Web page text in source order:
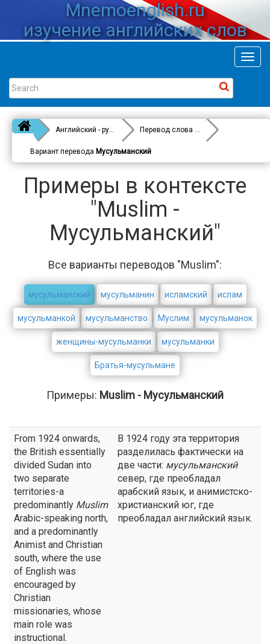
Mnemoenglish.ru
изучение английских слов
Английский - русский Перевод слова
Muslim
Вариант перевода Мусульманский
Примеры в контексте
"Muslim -
Мусульманский"
Все варианты переводов "Muslim":
мусульманский мусульманин исламский ислам
мусульманкой мусульманство Муслим мусульманок
женщины-мусульманки мусульманки
Братья-мусульмане
Примеры: Muslim - Мусульманский
From 1924 onwards,
the British essentially
divided Sudan into
two separate
territories-a
predominantly Muslim
Arabic-speaking north,
and a predominantly
Animist and Christian
south, where the use
of English was
encouraged by
Christian
missionaries, whose
main role was
instructional.
В 1924 году эта территория
разделилась фактически на
две части: мусульманский
север, где преобладал
арабский язык, и анимистско-
христианский юг, где
преобладал английский язык.